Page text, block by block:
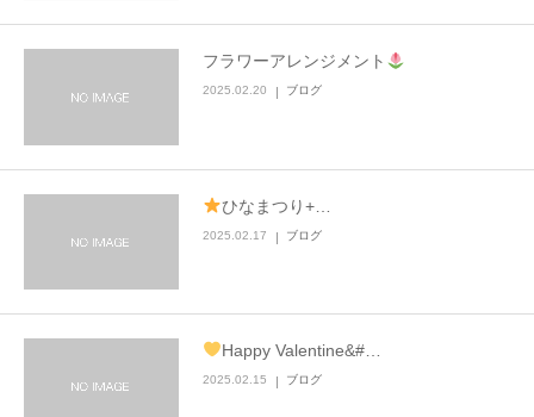
フラワーアレンジメント
2025.02.20 ブログ
ひなまつり+…
2025.02.17 ブログ
Happy Valentine&#…
2025.02.15 ブログ